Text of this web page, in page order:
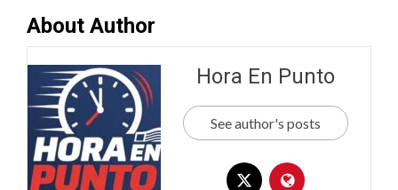
About Author
Hora En Punto
See author's posts